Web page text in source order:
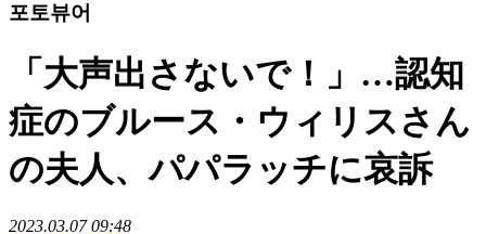
포토뷰어
「大声出さないで！」…認知
症のブルース・ウィリスさん
の夫人、パパラッチに哀訴
2023.03.07 09:48